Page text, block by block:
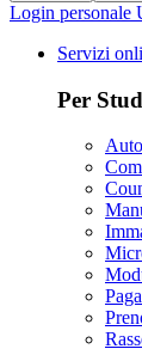
Login personale
Servizi
Per